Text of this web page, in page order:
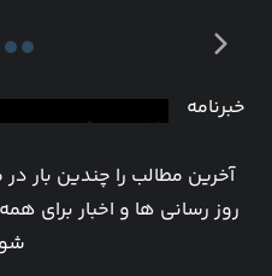
خبرنامه
آخرین مطالب را چندین بار
روز رسانی ها و اخبار برای